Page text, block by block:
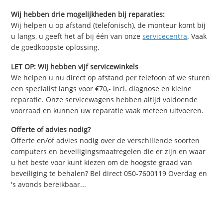
Wij hebben drie mogelijkheden bij reparaties:
Wij helpen u op afstand (telefonisch), de monteur komt bij
u langs, u geeft het af bij één van onzeservicecentra. Vaak
de goedkoopste oplossing.
LET OP: Wij hebben vijf servicewinkels
We helpen u nu direct op afstand per telefoon of we sturen
een specialist langs voor €70,- incl. diagnose en kleine
reparatie. Onze servicewagens hebben altijd voldoende
voorraad en kunnen uw reparatie vaak meteen uitvoeren.
Offerte of advies nodig?
Offerte en/of advies nodig over de verschillende soorten
computers en beveiligingsmaatregelen die er zijn en waar
u het beste voor kunt kiezen om de hoogste graad van
beveiliging te behalen? Bel direct 050-7600119 Overdag en
's avonds bereikbaar...